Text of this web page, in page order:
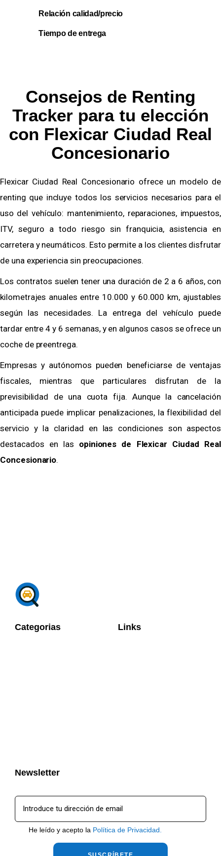
Relación calidad/precio
Tiempo de entrega
Consejos de Renting
Tracker para tu elección
con Flexicar Ciudad Real
Concesionario
Flexicar Ciudad Real Concesionario ofrece un modelo de
renting que incluye todos los servicios necesarios para el
uso del vehículo: mantenimiento, reparaciones, impuestos,
ITV, seguro a todo riesgo sin franquicia, asistencia en
carretera y neumáticos. Esto permite a los clientes disfrutar
de una experiencia sin preocupaciones.
Los contratos suelen tener una duración de 2 a 6 años, con
kilometrajes anuales entre 10.000 y 60.000 km, ajustables
según las necesidades. La entrega del vehículo puede
tardar entre 4 y 6 semanas, y en algunos casos se ofrece un
coche de preentrega.
Empresas y autónomos pueden beneficiarse de ventajas
fiscales, mientras que particulares disfrutan de la
previsibilidad de una cuota fija. Aunque la cancelación
anticipada puede implicar penalizaciones, la flexibilidad del
servicio y la claridad en las condiciones son aspectos
destacados en las opiniones de Flexicar Ciudad Real
Concesionario.
Categorias Links
Newsletter
He leído y acepto la Política de Privacidad.